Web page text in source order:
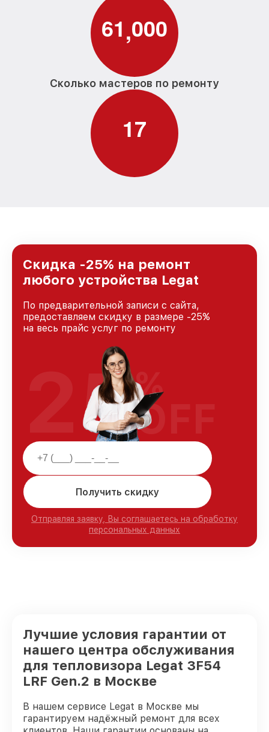
61,000
Сколько мастеров по ремонту
17
Скидка -25% на ремонт
любого устройства Legat
По предварительной записи с сайта,
предоставляем скидку в размере -25%
на весь прайс услуг по ремонту
Получить скидку
Отправляя заявку, Вы соглашаетесь на обработку
персональных данных
25%
OFF
Лучшие условия гарантии от
нашего центра обслуживания
для тепловизора Legat 3F54
LRF Gen.2 в Москве
В нашем сервисе Legat в Москве мы
гарантируем надёжный ремонт для всех